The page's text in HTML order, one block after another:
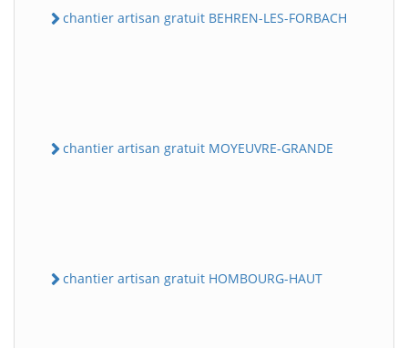
chantier artisan gratuit BEHREN-LES-FORBACH
chantier artisan gratuit MOYEUVRE-GRANDE
chantier artisan gratuit HOMBOURG-HAUT